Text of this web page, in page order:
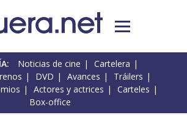
Noticias de cine
Cartelera
DVD Avances
Tráilers
Actores y actrices
Carteles
Box-office